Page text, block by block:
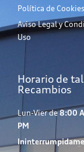
Política de Cookies
Aviso Legal y
Uso
Horario de
Recambios
Lun-Vier de8:00
PM